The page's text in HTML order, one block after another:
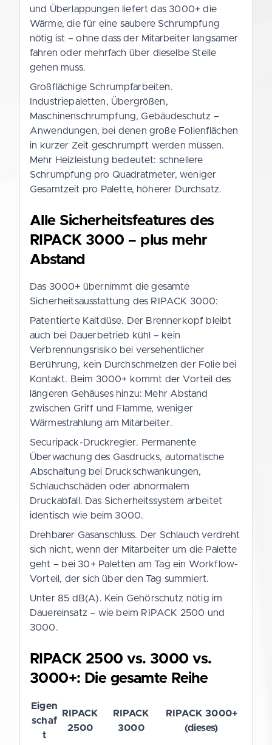
und Überlappungen liefert das 3000+ die
Wärme, die für eine saubere Schrumpfung
nötig ist – ohne dass der Mitarbeiter langsamer
fahren oder mehrfach über dieselbe Stelle
gehen muss.
Großflächige Schrumpfarbeiten.
Industriepaletten, Übergrößen,
Maschinenschrumpfung, Gebäudeschutz –
Anwendungen, bei denen große Folienflächen
in kurzer Zeit geschrumpft werden müssen.
Mehr Heizleistung bedeutet: schnellere
Schrumpfung pro Quadratmeter, weniger
Gesamtzeit pro Palette, höherer Durchsatz.
Alle Sicherheitsfeatures des
RIPACK 3000 – plus mehr
Abstand
Das 3000+ übernimmt die gesamte
Sicherheitsausstattung des RIPACK 3000:
Patentierte Kaltdüse. Der Brennerkopf bleibt
auch bei Dauerbetrieb kühl – kein
Verbrennungsrisiko bei versehentlicher
Berührung, kein Durchschmelzen der Folie bei
Kontakt. Beim 3000+ kommt der Vorteil des
längeren Gehäuses hinzu: Mehr Abstand
zwischen Griff und Flamme, weniger
Wärmestrahlung am Mitarbeiter.
Securipack-Druckregler. Permanente
Überwachung des Gasdrucks, automatische
Abschaltung bei Druckschwankungen,
Schlauchschäden oder abnormalem
Druckabfall. Das Sicherheitssystem arbeitet
identisch wie beim 3000.
Drehbarer Gasanschluss. Der Schlauch verdreht
sich nicht, wenn der Mitarbeiter um die Palette
geht – bei 30+ Paletten am Tag ein Workflow-
Vorteil, der sich über den Tag summiert.
Unter 85 dB(A). Kein Gehörschutz nötig im
Dauereinsatz – wie beim RIPACK 2500 und
3000.
RIPACK 2500 vs. 3000 vs.
3000+: Die gesamte Reihe
Eigen
schaf
t
RIPACK
2500
RIPACK
3000
RIPACK 3000+
(dieses)